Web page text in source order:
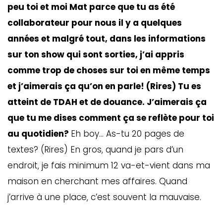
peu toi et moi Mat parce que tu as été
collaborateur pour nous il y a quelques
années et malgré tout, dans les informations
sur ton show qui sont sorties, j’ai appris
comme trop de choses sur toi en même temps
et j’aimerais ça qu’on en parle! (Rires) Tu es
atteint de TDAH et de douance. J’aimerais ça
que tu me dises comment ça se reflète pour toi
au quotidien? Eh boy… As-tu 20 pages de
textes? (Rires) En gros, quand je pars d’un
endroit, je fais minimum 12 va-et-vient dans ma
maison en cherchant mes affaires. Quand
j’arrive à une place, c’est souvent la mauvaise.